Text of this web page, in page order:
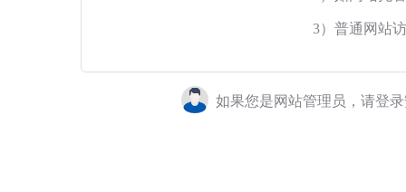
3）普通网站
如果您是网站管理员，请登